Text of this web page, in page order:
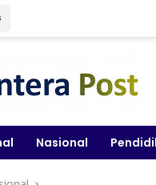
Nasional